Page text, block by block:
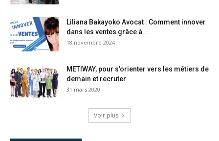
Liliana Bakayoko Avocat : Comment innover
dans les ventes grâce à...
18 novembre 2024
METIWAY, pour s’orienter vers les métiers de
demain et recruter
31 mars 2020
Voir plus